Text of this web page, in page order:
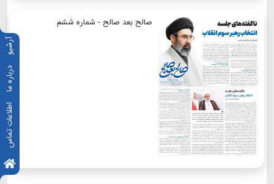
آرشیو
درباره ما
اطلاعات تماس
صالح بعد صالح - شماره ششم